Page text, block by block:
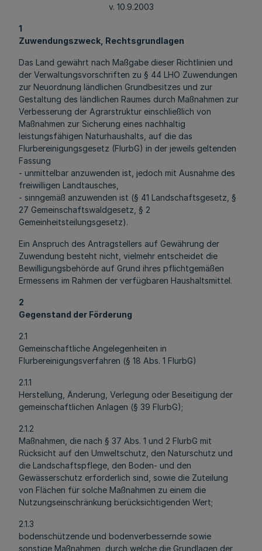
v. 10.9.2003
1
Zuwendungszweck, Rechtsgrundlagen
Das Land gewährt nach Maßgabe dieser Richtlinien und
der Verwaltungsvorschriften zu § 44 LHO Zuwendungen
zur Neuordnung ländlichen Grundbesitzes und zur
Gestaltung des ländlichen Raumes durch Maßnahmen zur
Verbesserung der Agrarstruktur einschließlich von
Maßnahmen zur Sicherung eines nachhaltig
leistungsfähigen Naturhaushalts, auf die das
Flurbereinigungsgesetz (FlurbG) in der jeweils geltenden
Fassung
- unmittelbar anzuwenden ist, jedoch mit Ausnahme des
freiwilligen Landtausches,
- sinngemäß anzuwenden ist (§ 41 Landschaftsgesetz, §
27 Gemeinschaftswaldgesetz, § 2
Gemeinheitsteilungsgesetz).
Ein Anspruch des Antragstellers auf Gewährung der
Zuwendung besteht nicht, vielmehr entscheidet die
Bewilligungsbehörde auf Grund ihres pflichtgemäßen
Ermessens im Rahmen der verfügbaren Haushaltsmittel.
2
Gegenstand der Förderung
2.1
Gemeinschaftliche Angelegenheiten in
Flurbereinigungsverfahren (§ 18 Abs. 1 FlurbG)
2.1.1
Herstellung, Änderung, Verlegung oder Beseitigung der
gemeinschaftlichen Anlagen (§ 39 FlurbG);
2.1.2
Maßnahmen, die nach § 37 Abs. 1 und 2 FlurbG mit
Rücksicht auf den Umweltschutz, den Naturschutz und
die Landschaftspflege, den Boden- und den
Gewässerschutz erforderlich sind, sowie die Zuteilung
von Flächen für solche Maßnahmen zu einem die
Nutzungseinschränkung berücksichtigenden Wert;
2.1.3
bodenschützende und bodenverbessernde sowie
sonstige Maßnahmen, durch welche die Grundlagen der